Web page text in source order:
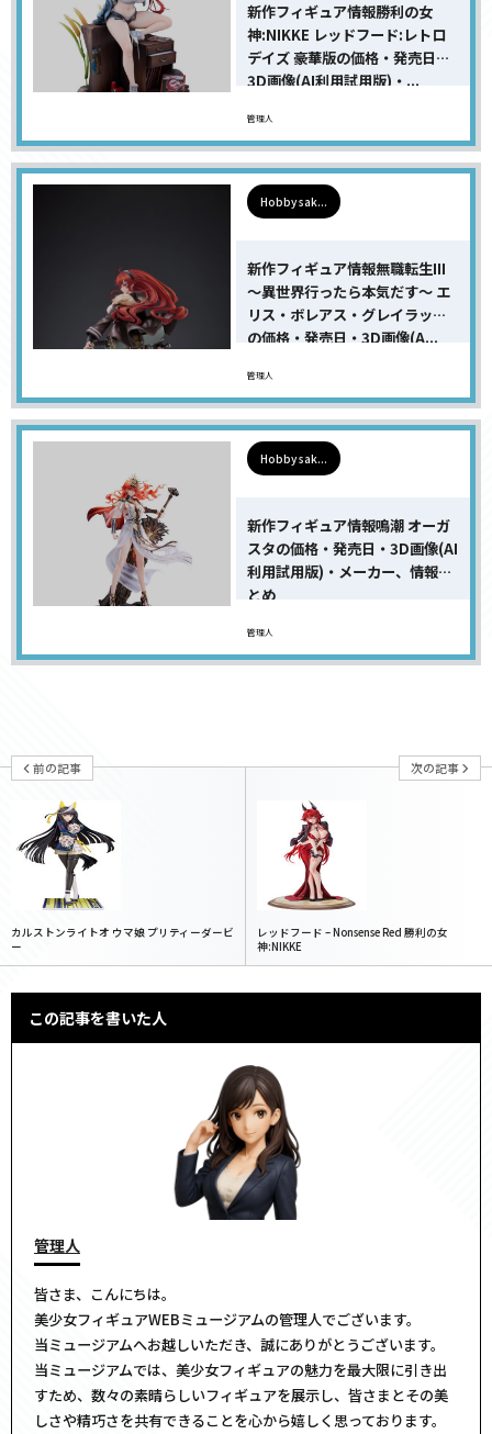
新作フィギュア情報勝利の女
神:NIKKE レッドフード:レトロ
デイズ 豪華版の価格・発売日・
3D画像(AI利用試用版)・...
管理人
Hobby sak...
新作フィギュア情報無職転生III
〜異世界行ったら本気だす〜 エ
リス・ボレアス・グレイラット
の価格・発売日・3D画像(A...
管理人
Hobby sak...
新作フィギュア情報鳴潮 オーガ
スタの価格・発売日・3D画像(AI
利用試用版)・メーカー、情報ま
とめ
管理人
前の記事
カルストンライトオ ウマ娘 プリティーダービ
ー
次の記事
レッドフード – Nonsense Red 勝利の女
神:NIKKE
この記事を書いた人
管理人
皆さま、こんにちは。
美少女フィギュアWEBミュージアムの管理人でございます。
当ミュージアムへお越しいただき、誠にありがとうございます。
当ミュージアムでは、美少女フィギュアの魅力を最大限に引き出
すため、数々の素晴らしいフィギュアを展示し、皆さまとその美
しさや精巧さを共有できることを心から嬉しく思っております。